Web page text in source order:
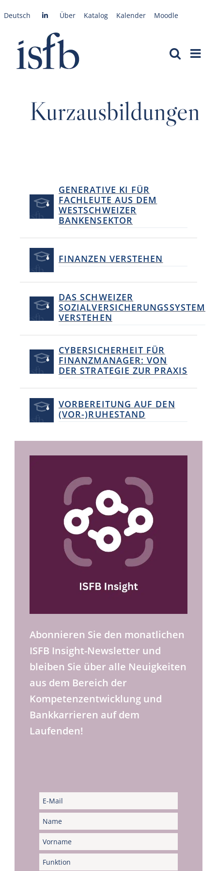
Inhalt
Deutsch Über Katalog Kalender Moodle
Kurzausbildungen
GENERATIVE KI FÜR
FACHLEUTE AUS DEM
WESTSCHWEIZER
BANKENSEKTOR
FINANZEN VERSTEHEN
DAS SCHWEIZER
SOZIALVERSICHERUNGSSYSTEM
VERSTEHEN
CYBERSICHERHEIT FÜR
FINANZMANAGER: VON
DER STRATEGIE ZUR PRAXIS
VORBEREITUNG AUF DEN
(VOR-)RUHESTAND
Abonnieren Sie den monatlichen
ISFB Insight-Newsletter und
bleiben Sie über alle Neuigkeiten
aus dem Bereich der
Kompetenzentwicklung und
Bankkarrieren auf dem
Laufenden!